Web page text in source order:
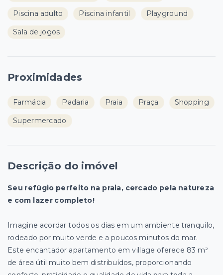
Piscina adulto Piscina infantil Playground
Sala de jogos
Proximidades
Farmácia Padaria Praia Praça Shopping
Supermercado
Descrição do imóvel
Seu refúgio perfeito na praia, cercado pela natureza
e com lazer completo!
Imagine acordar todos os dias em um ambiente tranquilo,
rodeado por muito verde e a poucos minutos do mar.
Este encantador apartamento em village oferece 83 m²
de área útil muito bem distribuídos, proporcionando